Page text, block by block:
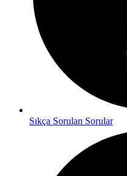
Sıkça Sorulan Sorular